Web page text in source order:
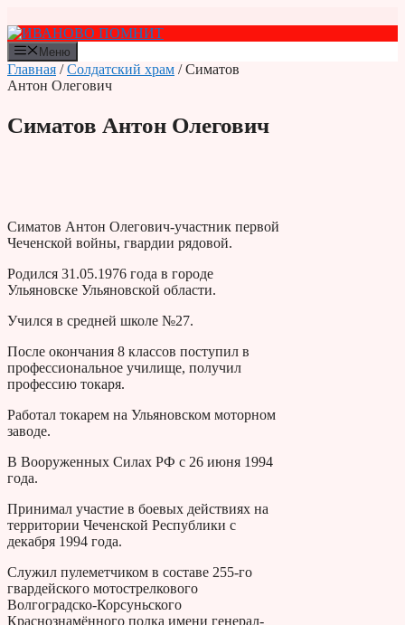
к
содержимому
Меню
Главная /Солдатский храм / Симатов
Антон Олегович
Симатов Антон Олегович
Симатов Антон Олегович-участник первой
Чеченской войны, гвардии рядовой.
Родился 31.05.1976 года в городе
Ульяновске Улья­новской области.
Учился в средней школе №27.
После окончания 8 классов поступил в
профессиональное училище, получил
профессию токаря.
Рабо­тал токарем на Уль­яновском моторном
заводе.
В Вооруженных Силах РФ с 26 июня 1994
года.
Принимал участие в боевых действиях на
территории Чеченской Республики с
декабря 1994 года.
Служил пулеметчиком в составе 255-го
гвардейского мотострелкового
Волгоградско-Корсуньского
Краснознамённого полка имени генерал-